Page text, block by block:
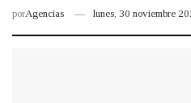
porAgencias lunes, 30 noviembre